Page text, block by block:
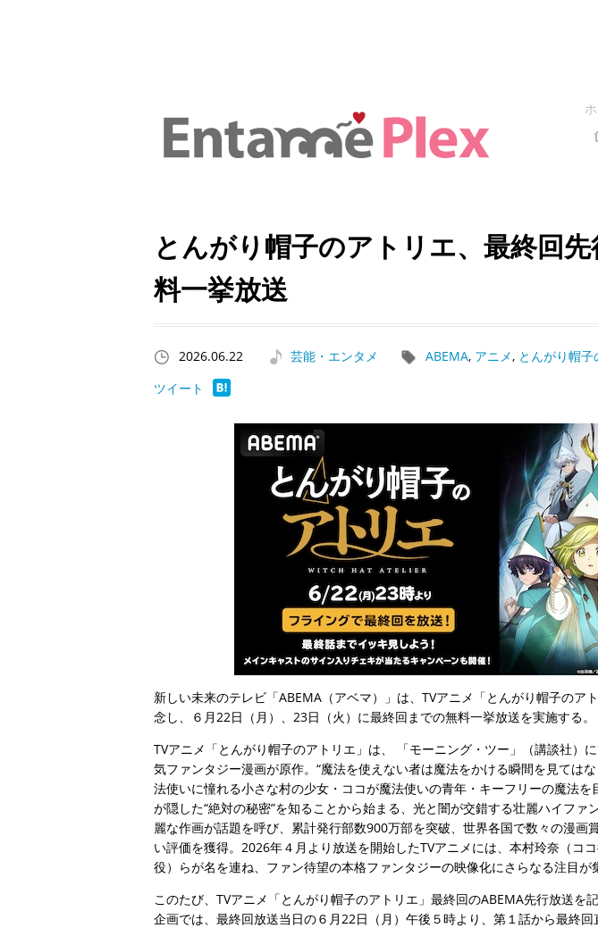
とんがり帽子のアトリエ、最終回
料一挙放送
2026.06.22 芸能・エンタメ ABEMA, アニメ, とんがり帽子
ツイート
新しい未来のテレビ「ABEMA（アベマ）」は、TVアニメ「とんがり帽子のア
念し、６月22日（月）、23日（火）に最終回までの無料一挙放送を実施する。
TVアニメ「とんがり帽子のアトリエ」は、 「モーニング・ツー」（講談社）
気ファンタジー漫画が原作。“魔法を使えない者は魔法をかける瞬間を見ては
法使いに憧れる小さな村の少女・ココが魔法使いの青年・キーフリーの魔法を
が隠した“絶対の秘密”を知ることから始まる、光と闇が交錯する壮麗ハイファ
麗な作画が話題を呼び、累計発行部数900万部を突破、世界各国で数々の漫画
い評価を獲得。2026年４月より放送を開始したTVアニメには、本村玲奈（コ
役）らが名を連ね、ファン待望の本格ファンタジーの映像化にさらなる注目が
このたび、TVアニメ「とんがり帽子のアトリエ」最終回のABEMA先行放送を
企画では、最終回放送当日の６月22日（月）午後５時より、第１話から最終